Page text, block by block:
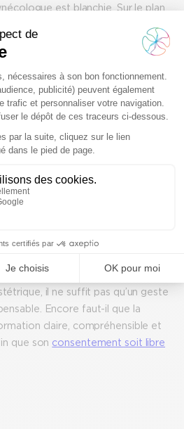
est blanchie. Sur le plan
de naissance. »
révèle sur le
aujourd’hui
clés :
authentique
. Il doit être
il ne suffit pas qu’un geste
Encore faut-il que la
claire, compréhensible et
que son consentement soit libre